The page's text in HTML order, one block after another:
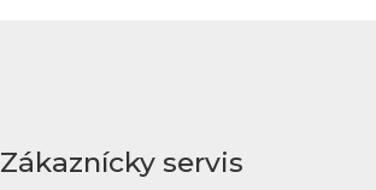
Zákaznícky servis